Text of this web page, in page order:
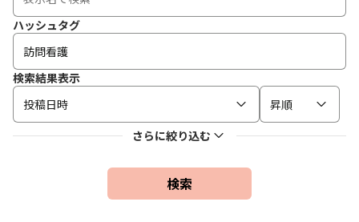
ハッシュタグ
検索結果表示
投稿日時
昇順
さらに絞り込む
検索